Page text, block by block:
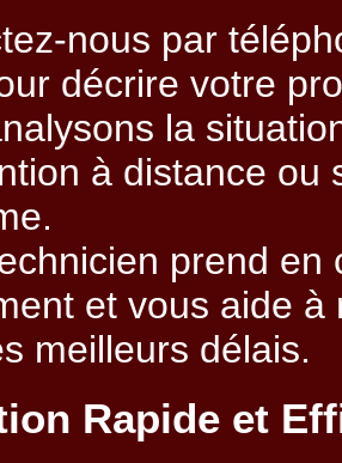
nous par
décrire votre
la
à distance ou
prend
et vous aide
meilleurs délais.
Rapide et